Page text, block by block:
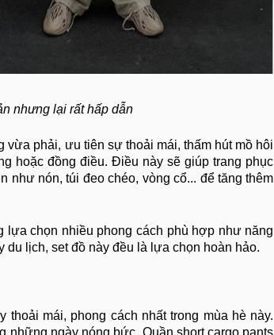
nhưng lại rất hấp dẫn
vừa phải, ưu tiên sự thoải mái, thấm hút mồ hôi
hoặc đồng điều. Điều này sẽ giúp trang phục
như nón, túi đeo chéo, vòng cổ... để tăng thêm
lựa chọn nhiều phong cách phù hợp như năng
lịch, set đồ này đều là lựa chọn hoàn hảo.
mái, phong cách nhất trong mùa hè này.